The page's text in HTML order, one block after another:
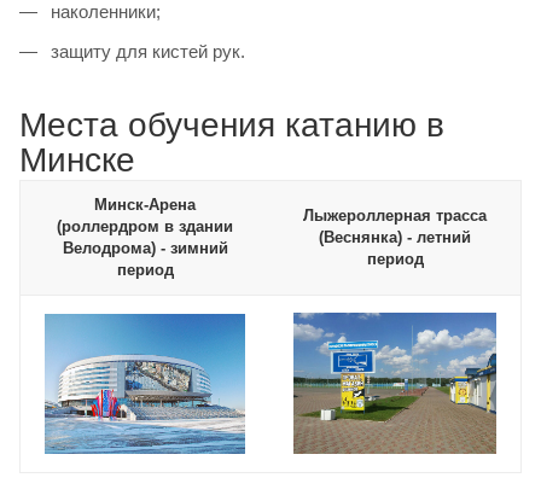
наколенники;
защиту для кистей рук.
Места обучения катанию в
Минске
Минск-Арена
(роллердром в здании
Велодрома) - зимний
период
Лыжероллерная трасса
(Веснянка) - летний
период